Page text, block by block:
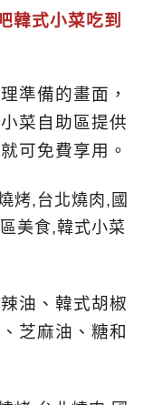
韓式小菜吃到
準備的畫面，
菜自助區提供
可免費享用。
油、韓式胡椒
芝麻油、糖和